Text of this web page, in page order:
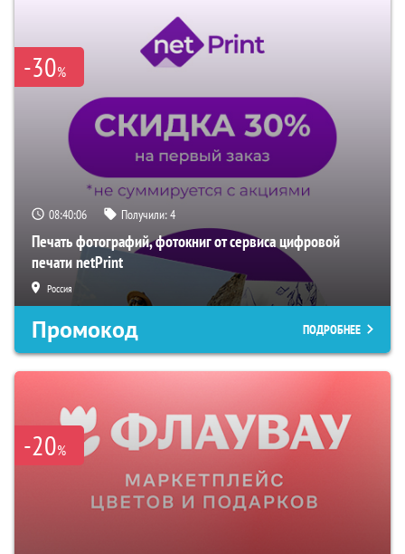
-30%
08:40:05 Получили:4
Печать фотографий, фотокниг от сервиса цифровой
печати netPrint
Россия
Промокод ПОДРОБНЕЕ
-20%